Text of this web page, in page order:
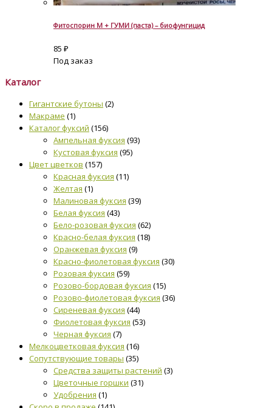
Фитоспорин М + ГУМИ (паста) – биофунгицид
85 ₽
Под заказ
Каталог
Гигантские бутоны (2)
Макраме (1)
Каталог фуксий (156)
Ампельная фуксия (93)
Кустовая фуксия (95)
Цвет цветков (157)
Красная фуксия (11)
Желтая (1)
Малиновая фуксия (39)
Белая фуксия (43)
Бело-розовая фуксия (62)
Красно-белая фуксия (18)
Оранжевая фуксия (9)
Красно-фиолетовая фуксия (30)
Розовая фуксия (59)
Розово-бордовая фуксия (15)
Розово-фиолетовая фуксия (36)
Сиреневая фуксия (44)
Фиолетовая фуксия (53)
Черная фуксия (7)
Мелкоцветковая фуксия (16)
Сопутствующие товары (35)
Средства защиты растений (3)
Цветочные горшки (31)
Удобрения (1)